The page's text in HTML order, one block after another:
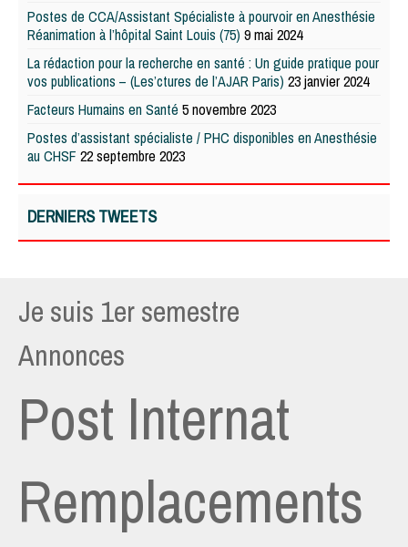
Postes de CCA/Assistant Spécialiste à pourvoir en Anesthésie
Réanimation à l’hôpital Saint Louis (75) 9 mai 2024
La rédaction pour la recherche en santé : Un guide pratique pour
vos publications – (Les’ctures de l’AJAR Paris) 23 janvier 2024
Facteurs Humains en Santé 5 novembre 2023
Postes d’assistant spécialiste / PHC disponibles en Anesthésie
au CHSF 22 septembre 2023
DERNIERS TWEETS
Je suis 1er semestre
Annonces
Post Internat
Remplacements